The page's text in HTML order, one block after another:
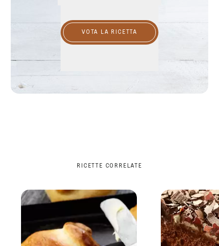
VOTA LA RICETTA
RICETTE CORRELATE